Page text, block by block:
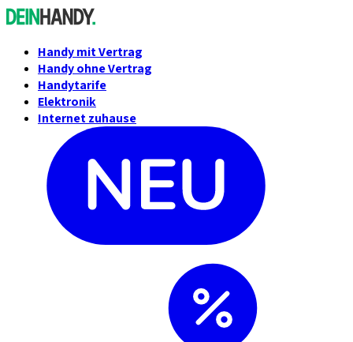
Handy mit Vertrag
Handy ohne Vertrag
Handytarife
Elektronik
Internet zuhause